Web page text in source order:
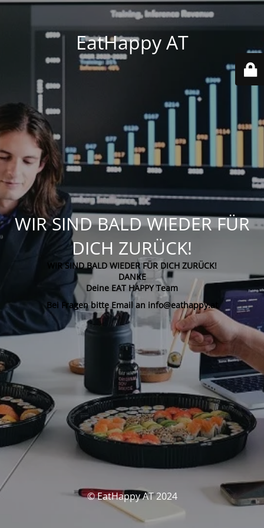
EatHappy AT
WIR SIND BALD WIEDER FÜR
DICH ZURÜCK!
WIR SIND BALD WIEDER FÜR DICH ZURÜCK!
DANKE
Deine EAT HAPPY Team
Bei Fragen bitte Email an info@eathappy.at
© EatHappy AT 2024